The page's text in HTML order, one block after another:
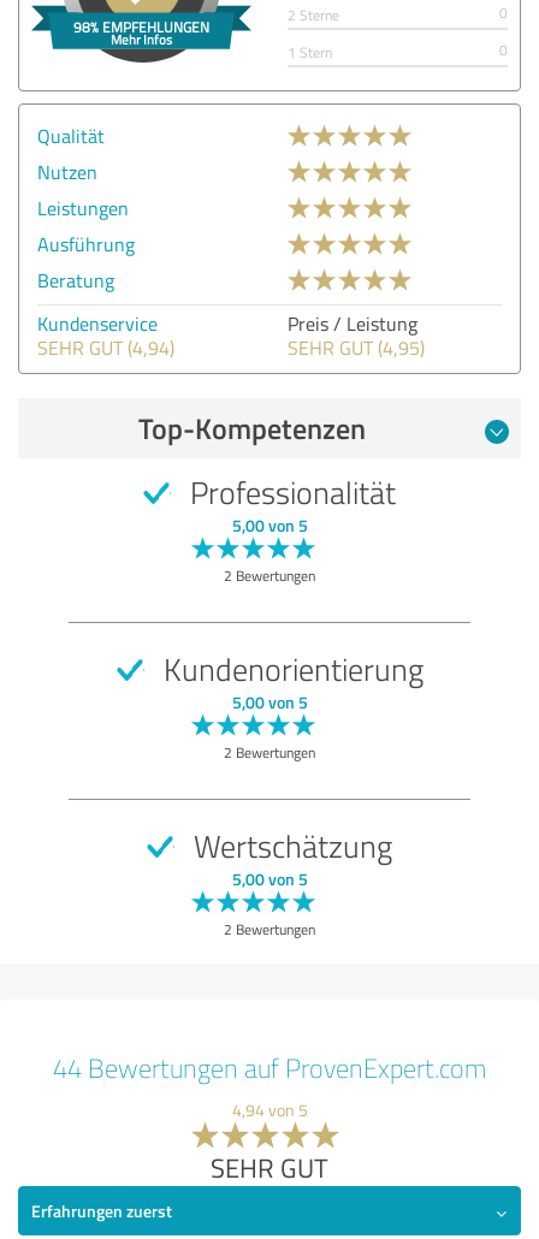
2 Sterne
0
1 Stern
0
Qualität
Nutzen
Leistungen
Ausführung
Beratung
Kundenservice
SEHR GUT (4,94)
Preis / Leistung
SEHR GUT (4,95)
Top-Kompetenzen
Professionalität
5,00 von 5
2 Bewertungen
Kundenorientierung
5,00 von 5
2 Bewertungen
Wertschätzung
5,00 von 5
2 Bewertungen
44 Bewertungen auf ProvenExpert.com
4,94 von 5
SEHR GUT
Erfahrungen zuerst